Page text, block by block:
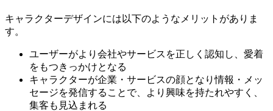
キャラクターデザインには以下のようなメリットがありま
す。
ユーザーがより会社やサービスを正しく認知し、愛着
をもつきっかけとなる
キャラクターが企業・サービスの顔となり情報・メッ
セージを発信することで、より興味を持たれやすく、
集客も見込まれる